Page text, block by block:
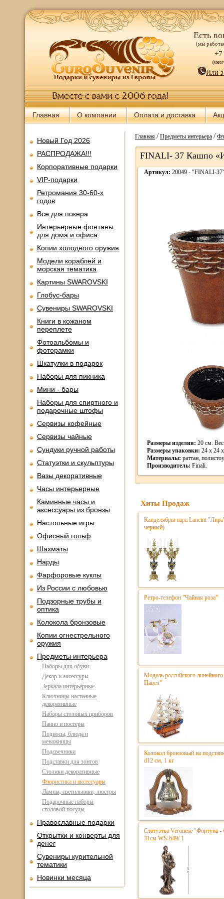
Есть
(мы
+7
Или
Главная О компании Оплата и доставка
Новый Год 2026
РАСПРОДАЖА!!!
Корпоративные подарки
VIP-подарки
Ретромания 30-60-х
годов
Все для покера
Интерьерные фонтаны
для дома и офиса
Копии холодного оружия
Модели кораблей и
морская тематика
Картины SWAROVSKI
Глобус-бары
Сувениры SWAROVSKI
Книги в кожаном
переплете
Фотоальбомы и
фоторамки
Шкатулки в подарок
Наборы для пикника
Мини - бары
Наборы для спиртного и
подарочные штофы
Сервизы кофейные
Сервизы чайные
Сундуки ручной работы
Статуэтки и скульптуры
Вазы декоративные
Часы интерьерные
Каминные часы и
аксессуары из бронзы
Настольные игры
Офисный гольф
Шахматы
Нарды
Фарфоровые куклы
Из России с любовью
Подзорные трубы и
оптика
Колокола бронзовые
Копии огнестрельного
оружия
Предметы интерьера
Наборы для обуви
Декор и аксессуры
Зеркала интерьерные
Ключницы настенные
декоративные
Наборы столовых приборов
Панно и постеры
Подносы, блюда и
менажницы
Подсвечники
Подставки для зонтов
Столики декоративные
Флористика и аксессуары
Лампы, светильники, люстры
Подарочные наборы
столовой посуды
Православные подарки
Открытки и конверты для
денег
Сувениры курительной
тематики
Новинки месяца
Главная/Предметы интерьера/
FINALI- 37 Кашпо
Артикул: 20049 - "FINALI-
Размеры изделия: 20 см.
Размеры упаковки: 24 x 24
Материалы: раттан,
Производитель: Finali.
Хиты Продаж
Канделябры пара Lancini
черный)
Ретро-телефон "Чайная роза"
Модель российского
Павел"
Колокол бронзовый на
d12 см, 1 кг
Статуэтка Veronese "Фортуна
31см WS-649/ 1